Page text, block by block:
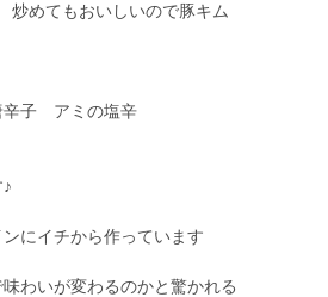
めてもおいしいので豚キム
子 アミの塩辛
にイチから作っています
わいが変わるのかと驚かれる